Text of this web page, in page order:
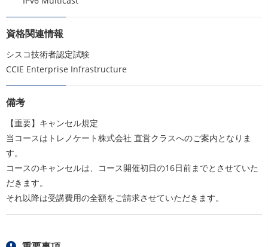
資格関連情報
シスコ技術者認定試験
CCIE Enterprise Infrastructure
備考
【重要】キャンセル規定
当コースはトレノケート株式会社 直営クラスへのご案内となりま
す。
コースのキャンセルは、コース開催初日の16日前までとさせていた
だきます。
それ以降は受講費用の全額をご請求させていただきます。